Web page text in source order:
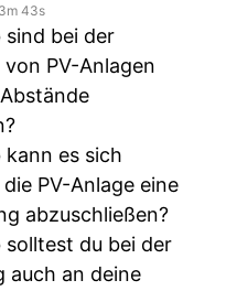
43s
sind bei der
PV-Anlagen
kann es sich
PV-Anlage eine
abzuschließen?
solltest du bei der
auch an deine